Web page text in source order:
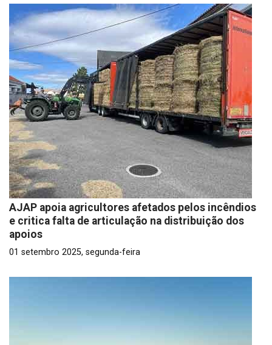
AJAP apoia agricultores afetados pelos incêndios
e critica falta de articulação na distribuição dos
apoios
01 setembro 2025, segunda-feira